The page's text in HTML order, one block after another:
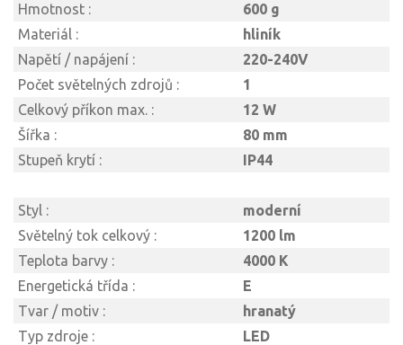
Hmotnost :
600 g
Materiál :
hliník
Napětí / napájení :
220-240V
Počet světelných zdrojů :
1
Celkový příkon max. :
12 W
Šířka :
80 mm
Stupeň krytí :
IP44
Styl :
moderní
Světelný tok celkový :
1200 lm
Teplota barvy :
4000 K
Energetická třída :
E
Tvar / motiv :
hranatý
Typ zdroje :
LED